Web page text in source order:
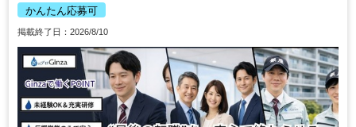
かんたん応募可
掲載終了日：2026/8/10